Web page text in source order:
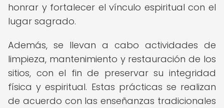
honrar y fortalecer el vínculo espiritual con el
lugar sagrado.
Además, se llevan a cabo actividades de
limpieza, mantenimiento y restauración de los
sitios, con el fin de preservar su integridad
física y espiritual. Estas prácticas se realizan
de acuerdo con las enseñanzas tradicionales